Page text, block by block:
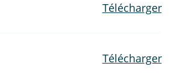
Télécharger
Télécharger